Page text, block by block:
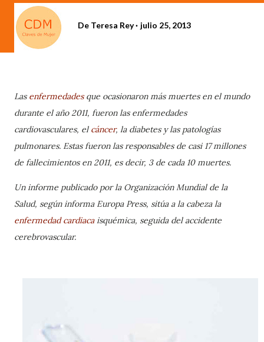
De Teresa Rey julio 25, 2013
Las enfermedadesque ocasionaron más muertes en el mundo
durante el año 2011, fueron las enfermedades
cardiovasculares, el cáncer, la diabetes y las patologías
pulmonares. Estas fueron las responsables de casi 17 millones
de fallecimientos en 2011, es decir, 3 de cada 10 muertes.
Un informe publicado por la Organización Mundial de la
Salud, según informa Europa Press, sitúa a la cabeza la
enfermedad cardiacaisquémica, seguida del accidente
cerebrovascular.